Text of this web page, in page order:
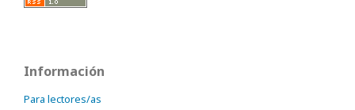
Información
Para lectores/as